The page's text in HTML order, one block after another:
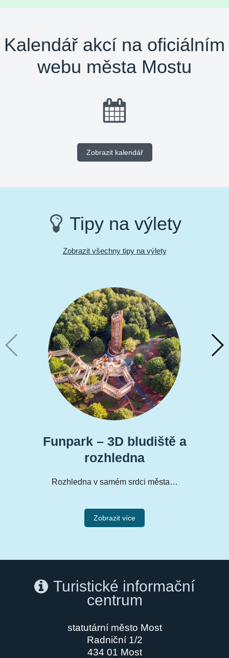
Kalendář akcí na oficiálním
webu města Mostu
Zobrazit kalendář
Tipy na výlety
Zobrazit všechny tipy na výlety
Funpark – 3D bludiště a
rozhledna
Rozhledna v samém srdci města…
Zobrazit více
Turistické informační
centrum
statutární město Most
Radniční 1/2
434 01 Most